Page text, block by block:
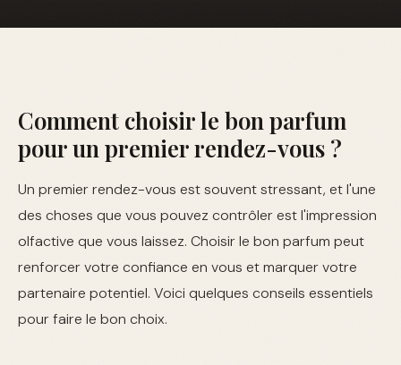
Comment choisir le bon parfum
pour un premier rendez-vous ?
Un premier rendez-vous est souvent stressant, et l'une
des choses que vous pouvez contrôler est l'impression
olfactive que vous laissez. Choisir le bon parfum peut
renforcer votre confiance en vous et marquer votre
partenaire potentiel. Voici quelques conseils essentiels
pour faire le bon choix.